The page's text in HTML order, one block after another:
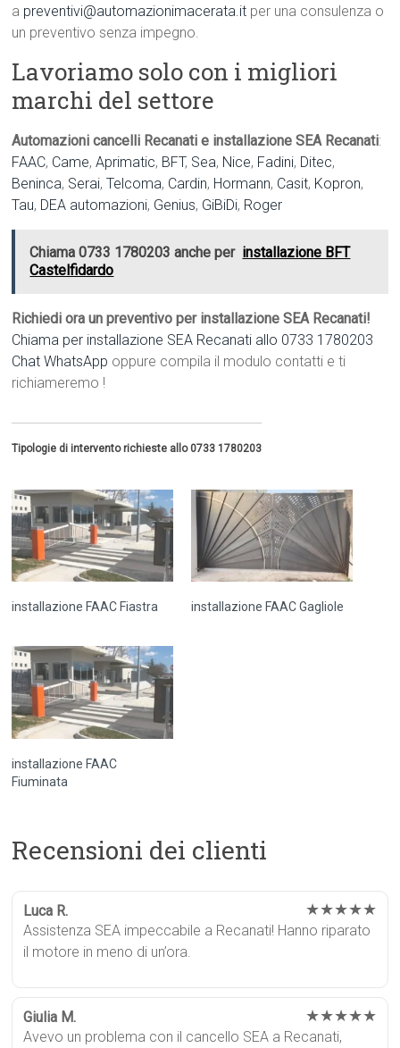
a preventivi@automazionimacerata.it per una consulenza o
un preventivo senza impegno.
Lavoriamo solo con i migliori
marchi del settore
Automazioni cancelli Recanati e installazione SEA Recanati:
FAAC, Came,Aprimatic, BFT, Sea, Nice, Fadini, Ditec,
Beninca, Serai,Telcoma, Cardin, Hormann, Casit, Kopron,
Tau, DEA automazioni, Genius, GiBiDi, Roger
Chiama 0733 1780203 anche per installazione BFT
Castelfidardo
Richiedi ora un preventivo per installazione SEA Recanati!
Chiama per installazione SEA Recanati allo 0733 1780203
Chat WhatsApp oppure compila il modulo contatti e ti
richiameremo !
Tipologie di intervento richieste allo 0733 1780203
installazione FAAC Fiastra installazione FAAC Gagliole
installazione FAAC
Fiuminata
Recensioni dei clienti
Luca R. ★★★★★
Assistenza SEA impeccabile a Recanati! Hanno riparato
il motore in meno di un’ora.
Giulia M. ★★★★★
Avevo un problema con il cancello SEA a Recanati,